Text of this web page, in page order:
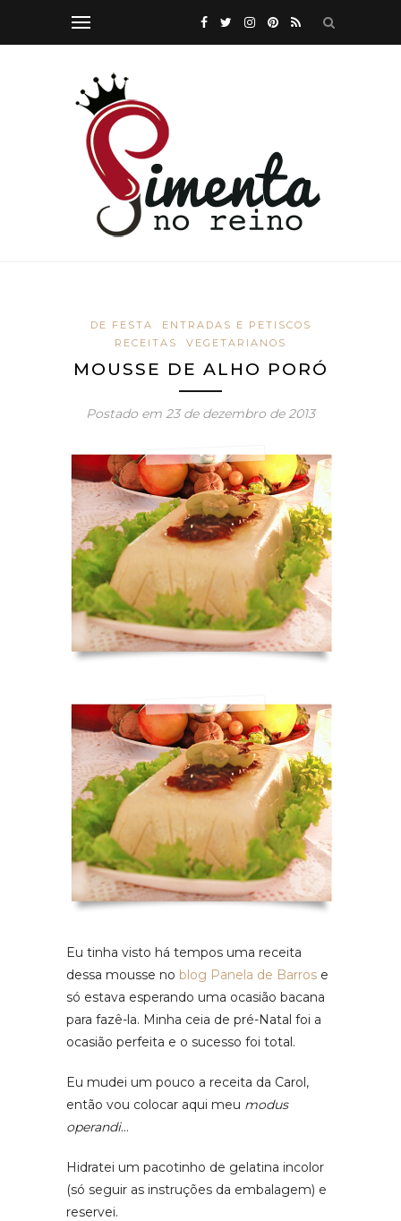
DE FESTA
ENTRADAS E PETISCOS
RECEITAS
VEGETARIANOS
MOUSSE DE ALHO PORÓ
Postado em 23 de dezembro de 2013
Eu tinha visto há tempos uma receita
dessa mousse no blog Panela de Barros e
só estava esperando uma ocasião bacana
para fazê-la. Minha ceia de pré-Natal foi a
ocasião perfeita e o sucesso foi total.
Eu mudei um pouco a receita da Carol,
então vou colocar aqui meu modus
operandi…
Hidratei um pacotinho de gelatina incolor
(só seguir as instruções da embalagem) e
reservei.